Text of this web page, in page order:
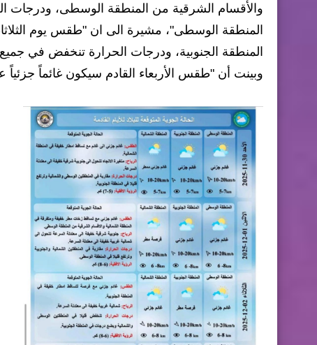
والأقسام الشرقية من المنطقة الوسطى، ودرجات
المنطقة الوسطى"، مشيرة الى ان "طقس يوم
المنطقة الجنوبية، ودرجات الحرارة تنخفض في
وبينت أن "طقس الأربعاء القادم سيكون غائماً